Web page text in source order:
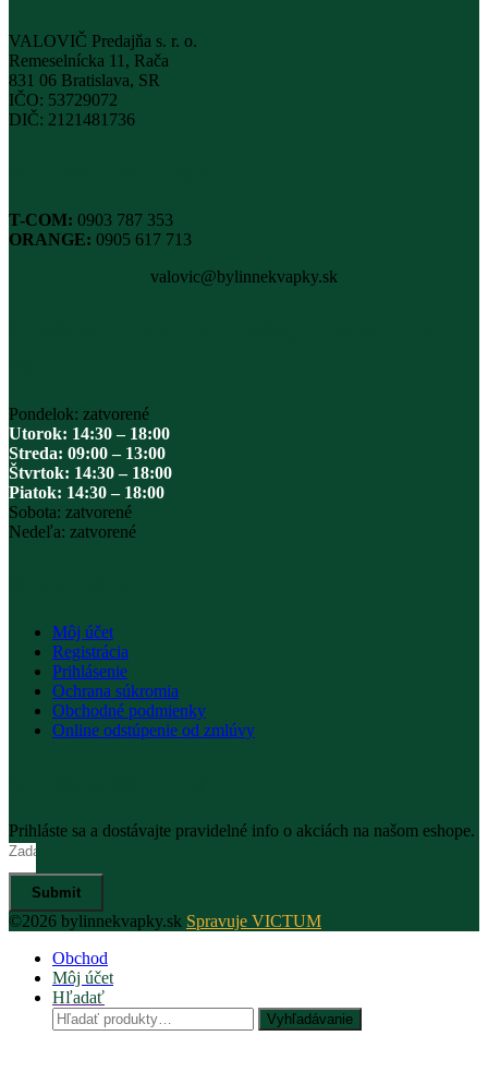
VALOVIČ Predajňa s. r. o.
Remeselnícka 11, Rača
831 06 Bratislava, SR
IČO: 53729072
DIČ: 2121481736
T-COM: 0903 787 353
ORANGE: 0905 617 713
valovic@bylinnekvapky.sk
Pondelok: zatvorené
Utorok: 14:30 – 18:00
Streda: 09:00 – 13:00
Štvrtok: 14:30 – 18:00
Piatok: 14:30 – 18:00
Sobota: zatvorené
Nedeľa: zatvorené
Môj účet
Registrácia
Prihlásenie
Ochrana súkromia
Obchodné podmienky
Online odstúpenie od zmlúvy
Prihláste sa a dostávajte pravidelné info o akciách na našom eshope.
Submit
©2026 bylinnekvapky.sk Spravuje VICTUM
Obchod
Môj účet
Hľadať
Hľadať:
Vyhľadávanie